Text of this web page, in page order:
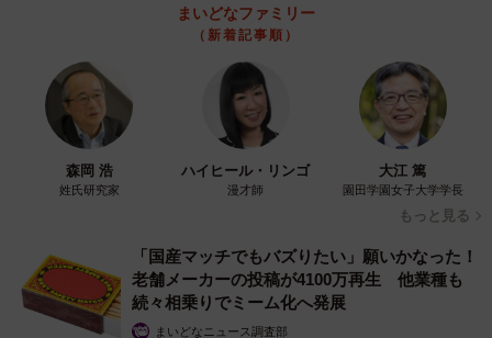
まいどなファミリー
（新着記事順）
森岡 浩
姓氏研究家
ハイヒール・リンゴ
漫才師
大江 篤
園田学園女子大学学長
もっと見る
「国産マッチでもバズりたい」願いかなった！
老舗メーカーの投稿が4100万再生 他業種も
続々相乗りでミーム化へ発展
まいどなニュース調査部